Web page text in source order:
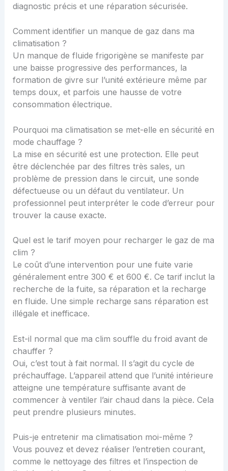
diagnostic précis et une réparation sécurisée.
Comment identifier un manque de gaz dans ma
climatisation ?
Un manque de fluide frigorigène se manifeste par
une baisse progressive des performances, la
formation de givre sur l’unité extérieure même par
temps doux, et parfois une hausse de votre
consommation électrique.
Pourquoi ma climatisation se met-elle en sécurité en
mode chauffage ?
La mise en sécurité est une protection. Elle peut
être déclenchée par des filtres très sales, un
problème de pression dans le circuit, une sonde
défectueuse ou un défaut du ventilateur. Un
professionnel peut interpréter le code d’erreur pour
trouver la cause exacte.
Quel est le tarif moyen pour recharger le gaz de ma
clim ?
Le coût d’une intervention pour une fuite varie
généralement entre 300 € et 600 €. Ce tarif inclut la
recherche de la fuite, sa réparation et la recharge
en fluide. Une simple recharge sans réparation est
illégale et inefficace.
Est-il normal que ma clim souffle du froid avant de
chauffer ?
Oui, c’est tout à fait normal. Il s’agit du cycle de
préchauffage. L’appareil attend que l’unité intérieure
atteigne une température suffisante avant de
commencer à ventiler l’air chaud dans la pièce. Cela
peut prendre plusieurs minutes.
Puis-je entretenir ma climatisation moi-même ?
Vous pouvez et devez réaliser l’entretien courant,
comme le nettoyage des filtres et l’inspection de